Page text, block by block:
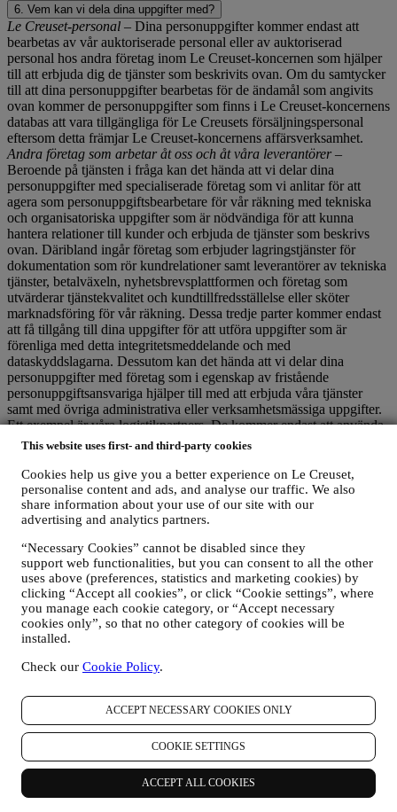
This website uses first- and third-party cookies
Cookies help us give you a better experience on Le Creuset,
personalise content and ads, and analyse our traffic. We also
share information about your use of our site with our
advertising and analytics partners.
“Necessary Cookies” cannot be disabled since they
support web functionalities, but you can consent to all the other
uses above (preferences, statistics and marketing cookies) by
clicking “Accept all cookies”, or click “Cookie settings”, where
you manage each cookie category, or “Accept necessary
cookies only”, so that no other category of cookies will be
installed.
Check our Cookie Policy.
ACCEPT NECESSARY COOKIES ONLY
COOKIE SETTINGS
ACCEPT ALL COOKIES
6. Vem kan vi dela dina uppgifter med?
Le Creuset-personal – Dina personuppgifter kommer endast att
bearbetas av vår auktoriserade personal eller av auktoriserad
personal hos andra företag inom Le Creuset-koncernen som hjälper
till att erbjuda dig de tjänster som beskrivits ovan. Om du samtycker
till att dina personuppgifter bearbetas för de ändamål som angivits
ovan kommer de personuppgifter som finns i Le Creuset-koncernens
databas att vara tillgängliga för Le Creusets försäljningspersonal
eftersom detta främjar Le Creuset-koncernens affärsverksamhet.
Andra företag som arbetar åt oss och åt våra leverantörer–
Beroende på tjänsten i fråga kan det hända att vi delar dina
personuppgifter med specialiserade företag som vi anlitar för att
agera som personuppgiftsbearbetare för vår räkning med tekniska
och organisatoriska uppgifter som är nödvändiga för att kunna
hantera relationer till kunder och erbjuda de tjänster som beskrivs
ovan. Däribland ingår företag som erbjuder lagringstjänster för
dokumentation som rör kundrelationer samt leverantörer av tekniska
tjänster, betalväxeln, nyhetsbrevsplattformen och företag som
utvärderar tjänstekvalitet och kundtillfredsställelse eller sköter
marknadsföring för vår räkning. Dessa tredje parter kommer endast
att få tillgång till dina uppgifter för att utföra uppgifter som är
förenliga med detta integritetsmeddelande och med
dataskyddslagarna. Dessutom kan det hända att vi delar dina
personuppgifter med företag som i egenskap av fristående
personuppgiftsansvariga hjälper till med att erbjuda våra tjänster
samt med övriga administrativa eller verksamhetsmässiga uppgifter.
Ett exempel är våra logistikpartners. De kommer endast att använda
dina uppgifter i den utsträckning som krävs för att kunna uppfylla
sin funktion. Mer information om vem som tar emot uppgifter kan
begäras genom att skicka e-post till: privacy@lecreuset.com
Rättsliga skyldigheter - Det kan hända att vi måste avslöja dina
uppgifter för tredje parter ifall detta är nödvändigt för att (i) efterleva
gällande lagar och bestämmelser, (ii) förhindra bedrägeri eller
egendomsrättigheter.
7. Är det nödvändigt eller frivilligt att tillhandahålla dina uppgifter och
vad händer om du vägrar?
Det är nödvändigt för dig att tillhanda vissa personuppgifter till oss
för att vi ska kunna efterleva våra avtalsmässiga skyldigheter
gentemot dig. Utan dina personuppgifter är det möjligt att du inte
vår webbplats. Det kan vara nödvändigt för oss att behålla vissa av
frivilligt att tillhandahålla uppgifter för marknadsföringsändamål och
för anpassat innehåll. Om du inte tillhandahåller dina data för dessa
ändamål kommer detta inte att ha några negativa följder för dig men
det innebär ändå att vi inte kan skicka dig nyhetsbrev eller
kampanjerbjudanden från Le Creuset. Om du samtycker till att Le
Creuset behandlar dina personuppgifter för dessa ändamål kan du
när som helst återta samtycket eller invända mot behandlingen